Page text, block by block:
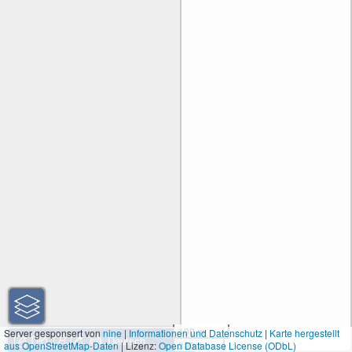
100 m
300 ft
Server gesponsert vonnine|Informationen und Datenschutz | Karte hergestellt
aus OpenStreetMap-Daten| Lizenz:Open Database License (ODbL)